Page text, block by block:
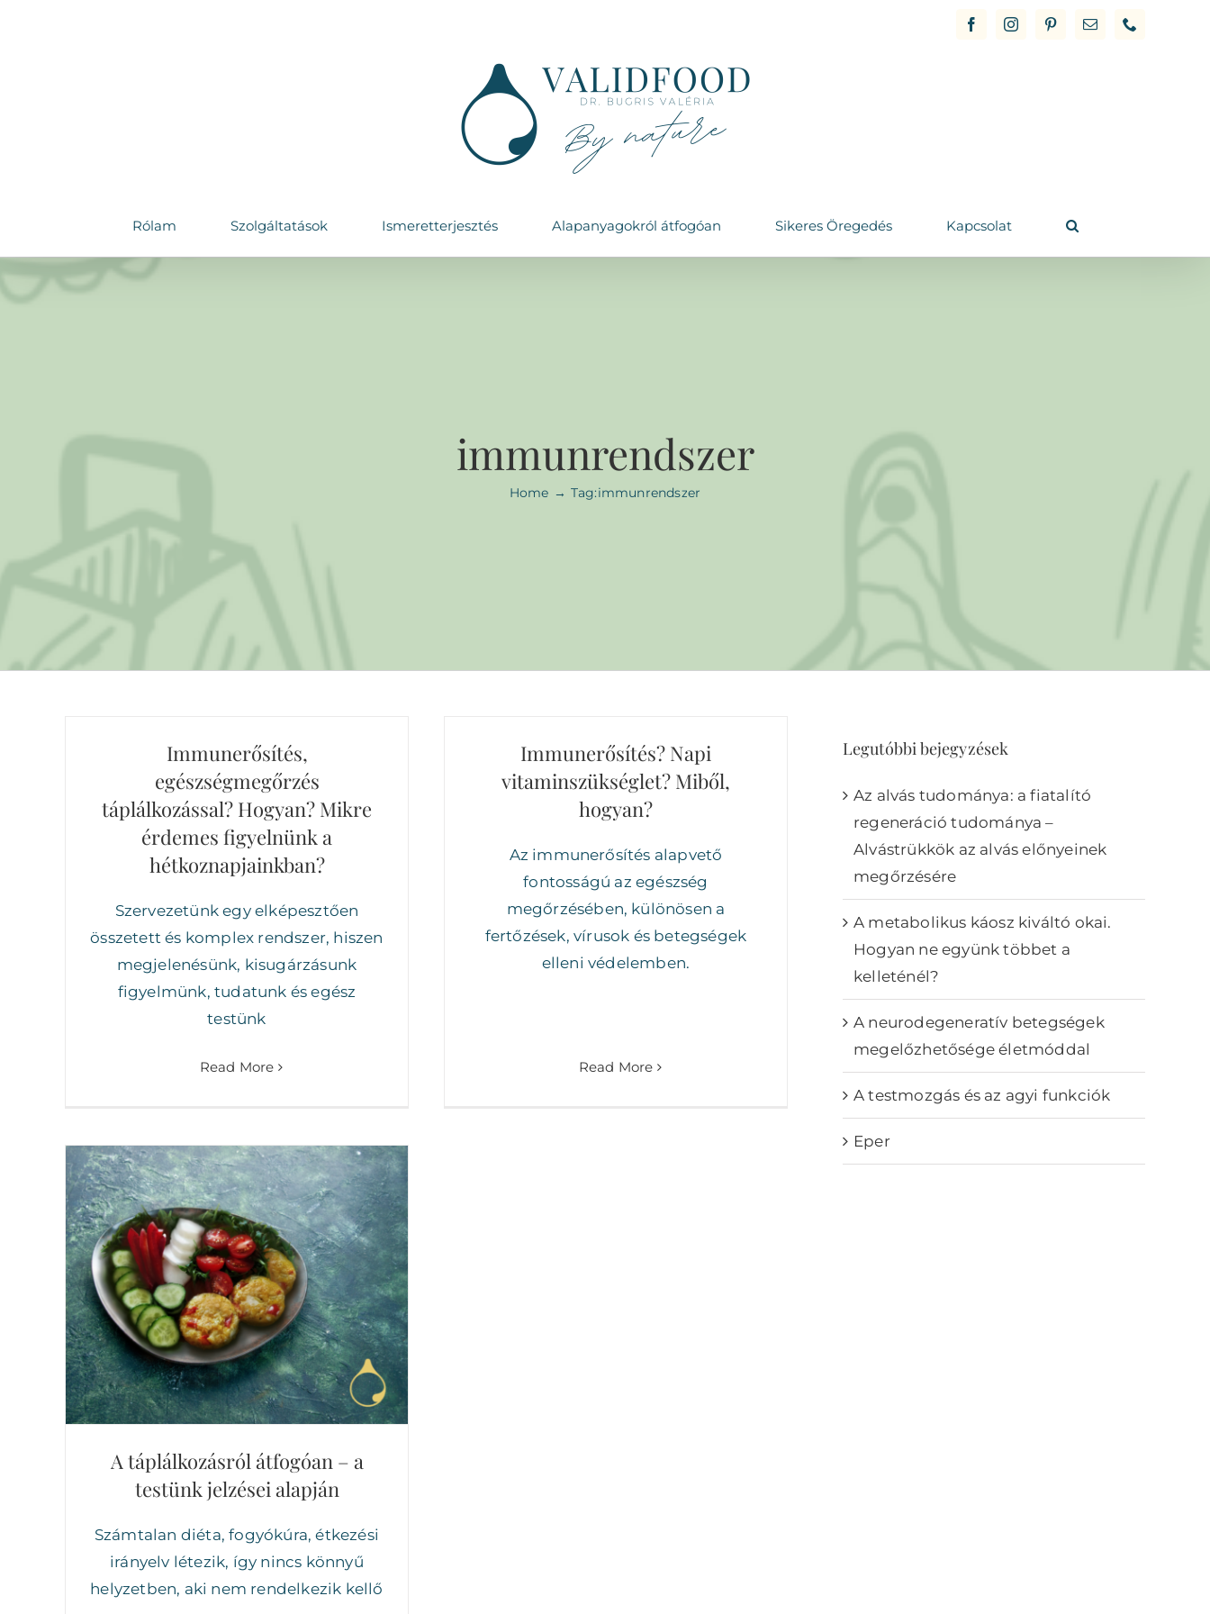
FacebookInstagramPinterestEmail Phone
Rólam Szolgáltatások Ismeretterjesztés Alapanyagokról átfogóan Sikeres Öregedés Kapcsolat
immunrendszer
Home Tag:immunrendszer
Immunerősítés,
egészségmegőrzés
táplálkozással? Hogyan? Mikre
érdemes figyelnünk a
hétkoznapjainkban?
Szervezetünk egy elképesztően
összetett és komplex rendszer, hiszen
megjelenésünk, kisugárzásunk
figyelmünk, tudatunk és egész
testünk
Read More
Immunerősítés? Napi
vitaminszükséglet? Miből,
hogyan?
Az immunerősítés alapvető
fontosságú az egészség
megőrzésében, különösen a
fertőzések, vírusok és betegségek
elleni védelemben.
Read More
A táplálkozásról átfogóan – a testünk
jelzései alapján
A táplálkozásról átfogóan – a
testünk jelzései alapján
Számtalan diéta, fogyókúra, étkezési
irányelv létezik, így nincs könnyű
helyzetben, aki nem rendelkezik kellő
Legutóbbi bejegyzések
Az alvás tudománya: a fiatalító
regeneráció tudománya –
Alvástrükkök az alvás előnyeinek
megőrzésére
A metabolikus káosz kiváltó okai.
Hogyan ne együnk többet a
kelleténél?
A neurodegeneratív betegségek
megelőzhetősége életmóddal
A testmozgás és az agyi funkciók
Eper